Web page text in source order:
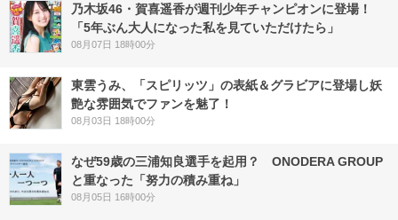
乃木坂46・賀喜遥香が週刊少年チャンピオンに登場！
「5年ぶん大人になった私を見ていただけたら」
08月07日 18時00分
東雲うみ、「スピリッツ」の表紙＆グラビアに登場し妖
艶な雰囲気でファンを魅了！
08月03日 18時00分
なぜ59歳の三浦知良選手を起用？ ONODERA GROUP
と重なった「努力の積み重ね」
08月05日 16時00分